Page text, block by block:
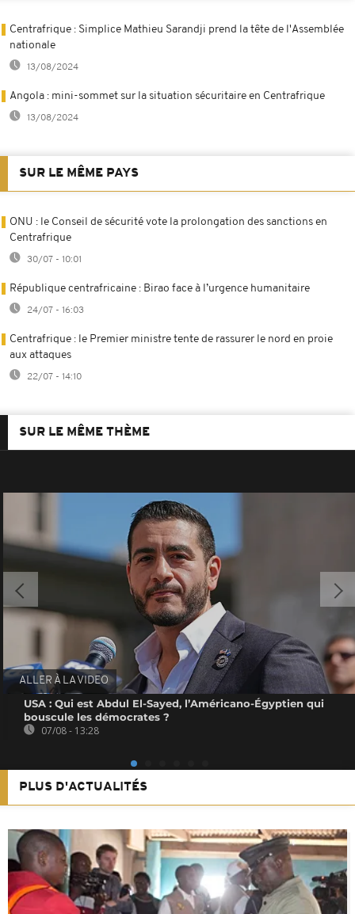
Centrafrique : Simplice Mathieu Sarandji prend la tête de l'Assemblée
nationale
13/08/2024
Angola : mini-sommet sur la situation sécuritaire en Centrafrique
13/08/2024
SUR LE MÊME PAYS
ONU : le Conseil de sécurité vote la prolongation des sanctions en
Centrafrique
30/07 - 10:01
République centrafricaine : Birao face à l’urgence humanitaire
24/07 - 16:03
Centrafrique : le Premier ministre tente de rassurer le nord en proie
aux attaques
22/07 - 14:10
SUR LE MÊME THÈME
ALLER À LA VIDEO
USA : Qui est Abdul El-Sayed, l’Américano-Égyptien qui
bouscule les démocrates ?
07/08 - 13:28
PLUS D'ACTUALITÉS